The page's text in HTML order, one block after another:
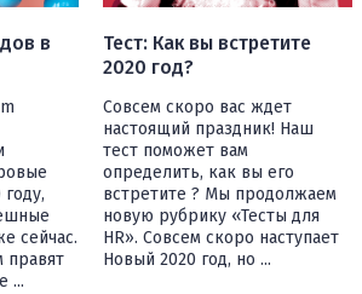
в
сейчас.
правят
...
Тест: Как вы встретите
2020 год?
Совсем скоро вас ждет
настоящий праздник! Наш
тест поможет вам
определить, как вы его
встретите ? Мы продолжаем
новую рубрику «Тесты для
HR». Совсем скоро наступает
Новый 2020 год, но ...